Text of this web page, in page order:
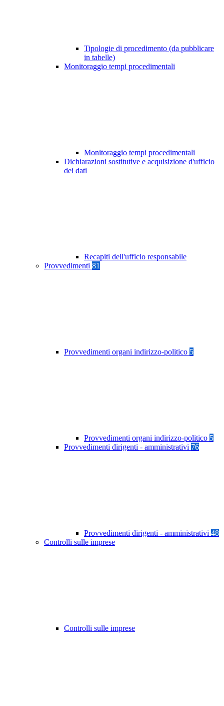
Tipologie di procedimento (da pubblicare
in tabelle)
Monitoraggio tempi procedimentali
Monitoraggio tempi procedimentali
Dichiarazioni sostitutive e acquisizione d'ufficio
dei dati
Recapiti dell'ufficio responsabile
Provvedimenti 81
Provvedimenti organi indirizzo-politico 5
Provvedimenti organi indirizzo-politico 5
Provvedimenti dirigenti - amministrativi 76
Provvedimenti dirigenti - amministrativi 48
Controlli sulle imprese
Controlli sulle imprese